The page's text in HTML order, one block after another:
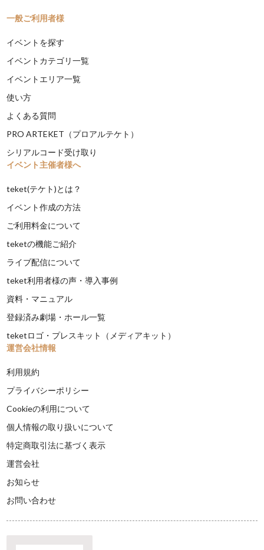
一般ご利用者様
イベントを探す
イベントカテゴリ一覧
イベントエリア一覧
使い方
よくある質問
PRO ARTEKET（プロアルテケト）
シリアルコード受け取り
イベント主催者様へ
teket(テケト)とは？
イベント作成の方法
ご利用料金について
teketの機能ご紹介
ライブ配信について
teket利用者様の声・導入事例
資料・マニュアル
登録済み劇場・ホール一覧
teketロゴ・プレスキット（メディアキット）
運営会社情報
利用規約
プライバシーポリシー
Cookieの利用について
個人情報の取り扱いについて
特定商取引法に基づく表示
運営会社
お知らせ
お問い合わせ